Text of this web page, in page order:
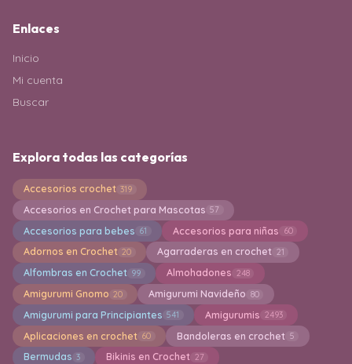
Enlaces
Inicio
Mi cuenta
Buscar
Explora todas las categorías
Accesorios crochet 319
Accesorios en Crochet para Mascotas 57
Accesorios para bebes 61 Accesorios para niñas 60
Adornos en Crochet 20 Agarraderas en crochet 21
Alfombras en Crochet 99 Almohadones 248
Amigurumi Gnomo 20 Amigurumi Navideño 80
Amigurumi para Principiantes 541 Amigurumis 2493
Aplicaciones en crochet 60 Bandoleras en crochet 5
Bermudas 3 Bikinis en Crochet 27